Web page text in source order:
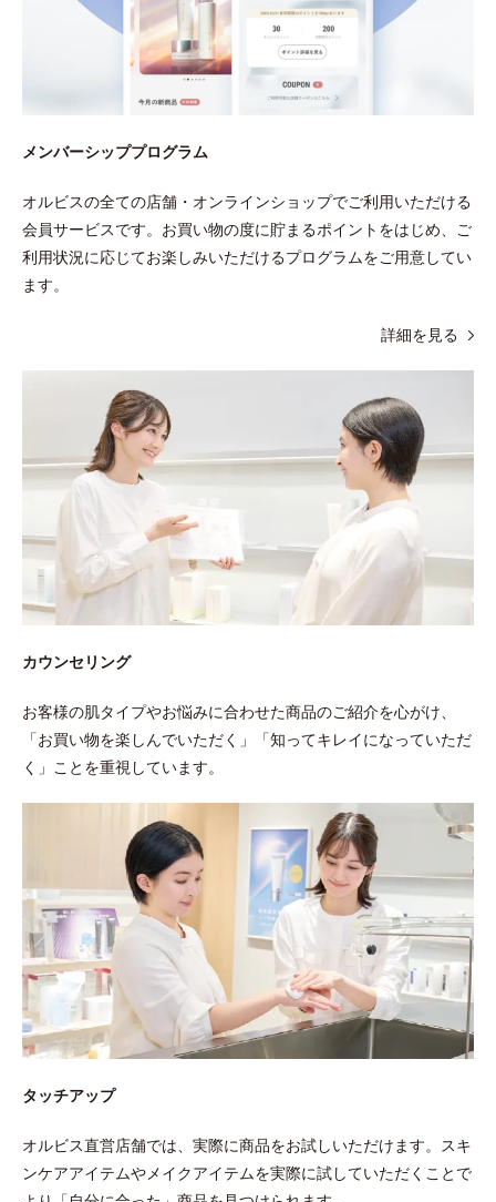
メンバーシッププログラム
オルビスの全ての店舗・オンラインショップでご利用いただける
会員サービスです。お買い物の度に貯まるポイントをはじめ、ご
利用状況に応じてお楽しみいただけるプログラムをご用意してい
ます。
詳細を見る
カウンセリング
お客様の肌タイプやお悩みに合わせた商品のご紹介を心がけ、
「お買い物を楽しんでいただく」「知ってキレイになっていただ
く」ことを重視しています。
タッチアップ
オルビス直営店舗では、実際に商品をお試しいただけます。スキ
ンケアアイテムやメイクアイテムを実際に試していただくことで